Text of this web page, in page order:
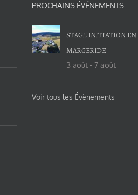
PROCHAINS ÉVÉNEMENTS
STAGE INITIATION EN
MARGERIDE
3 août - 7 août
Voir tous les Évènements